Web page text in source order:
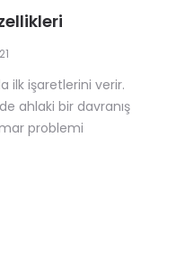
ilk işaretlerini verir.
ahlaki bir davranış
problemi